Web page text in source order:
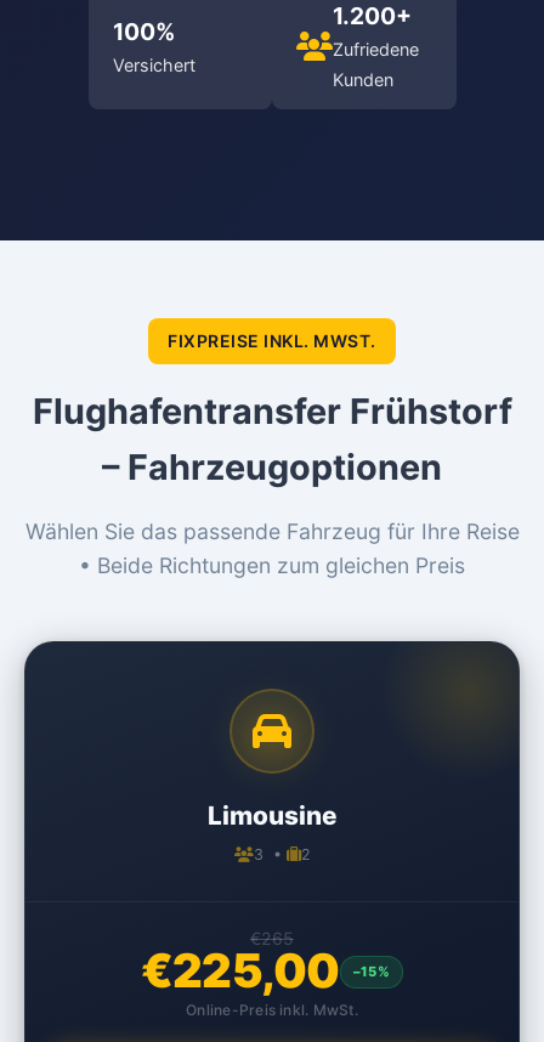
100%
Versichert
1.200+
Zufriedene
Kunden
FIXPREISE INKL. MWST.
Flughafentransfer Frühstorf
– Fahrzeugoptionen
Wählen Sie das passende Fahrzeug für Ihre Reise
• Beide Richtungen zum gleichen Preis
Limousine
3 • 2
€265
€225,00 –15%
Online-Preis inkl. MwSt.